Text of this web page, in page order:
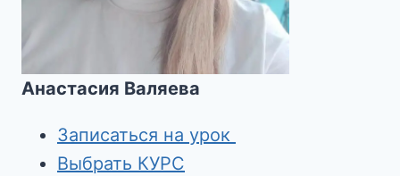
Анастасия Валяева
Записаться на урок
Выбрать КУРС